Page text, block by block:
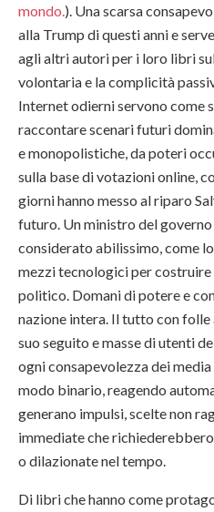
mondo. ). Una scarsa
alla Trump di questi anni e
agli altri autori per i loro libri
volontaria e la complicità
Internet odierni servono come
raccontare scenari futuri
e monopolistiche, da poteri
sulla base di votazioni online,
giorni hanno messo al riparo
futuro. Un ministro del governo
considerato abilissimo, come
mezzi tecnologici per
politico. Domani di potere e
nazione intera. Il tutto con
suo seguito e masse di utenti
ogni consapevolezza dei
modo binario, reagendo
generano impulsi, scelte non
immediate che
o dilazionate nel tempo.
Di libri che hanno come